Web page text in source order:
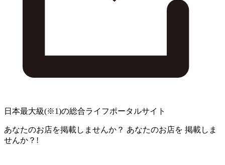
日本最大級(※1)の総合ライフポータルサイト
あなたのお店を掲載しませんか？ あなたのお店を 掲載しま
せんか？!